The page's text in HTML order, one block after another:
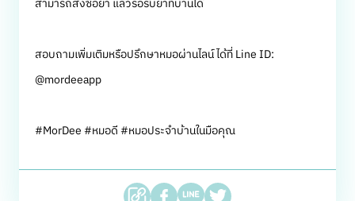
สอบถามเพิ่มเติมหรือปรึกษาหมอผ่านไลน์ ได้ที่ Line ID:
@mordeeapp
#MorDee #หมอดี #หมอประจำบ้านในมือคุณ